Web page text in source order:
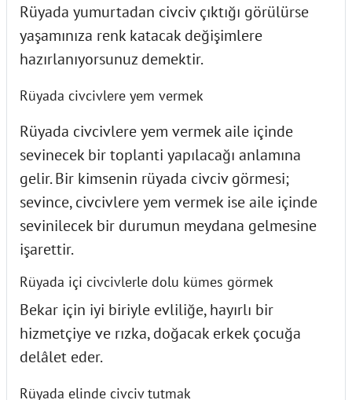
Rüyada yumurtadan civciv çıktığı görülürse
yaşamınıza renk katacak değişimlere
hazırlanıyorsunuz demektir.
Rüyada civcivlere yem vermek
Rüyada civcivlere yem vermek aile içinde
sevinecek bir toplanti yapılacağı anlamına
gelir. Bir kimsenin rüyada civciv görmesi;
sevince, civcivlere yem vermek ise aile içinde
sevinilecek bir durumun meydana gelmesine
işarettir.
Rüyada içi civcivlerle dolu kümes görmek
Bekar için iyi biriyle evliliğe, hayırlı bir
hizmetçiye ve rızka, doğacak erkek çocuğa
delâlet eder.
Rüyada elinde civciv tutmak